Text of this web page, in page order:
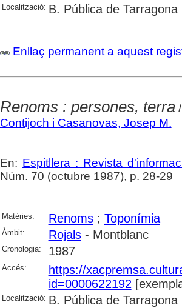
Localització: B. Pública de Tarragona
Enllaç permanent a aquest
Renoms : persones, terra/
Contijoch i Casanovas, Josep M.
En: Espitllera : Revista
Núm. 70 (octubre 1987), p. 28-29
Matèries: Renoms; Toponímia
Àmbit: Rojals- Montblanc
Cronologia: 1987
Accés:
https://
id=0000622192
Localització: B. Pública de Tarragona